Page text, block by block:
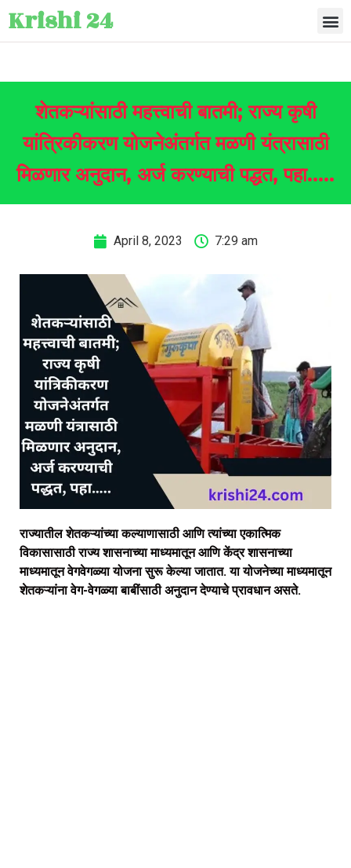
Krishi 24
शेतकऱ्यांसाठी महत्त्वाची बातमी; राज्य कृषी
यांत्रिकीकरण योजनेअंतर्गत मळणी यंत्रासाठी
मिळणार अनुदान, अर्ज करण्याची पद्धत, पहा…..
April 8, 2023 7:29 am
राज्यातील शेतकऱ्यांच्या कल्याणासाठी आणि त्यांच्या एकात्मिक
विकासासाठी राज्य शासनाच्या माध्यमातून आणि केंद्र शासनाच्या
माध्यमातून वेगवेगळ्या योजना सुरू केल्या जातात. या योजनेच्या माध्यमातून
शेतकऱ्यांना वेग-वेगळ्या बाबींसाठी अनुदान देण्याचे प्रावधान असते.